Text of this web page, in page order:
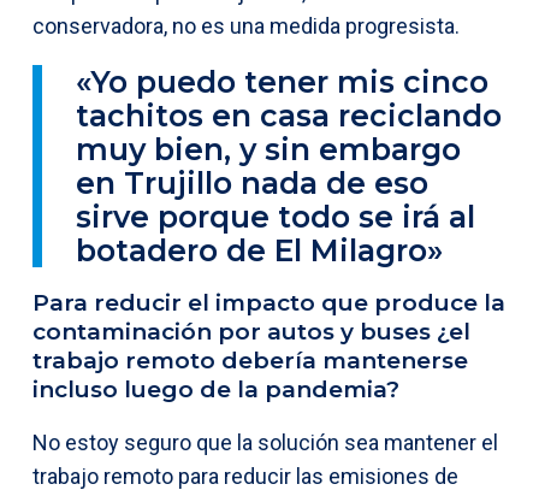
conservadora, no es una medida progresista.
«Yo puedo tener mis cinco
tachitos en casa reciclando
muy bien, y sin embargo
en Trujillo nada de eso
sirve porque todo se irá al
botadero de El Milagro»
Para reducir el impacto que produce la
contaminación por autos y buses ¿el
trabajo remoto debería mantenerse
incluso luego de la pandemia?
No estoy seguro que la solución sea mantener el
trabajo remoto para reducir las emisiones de